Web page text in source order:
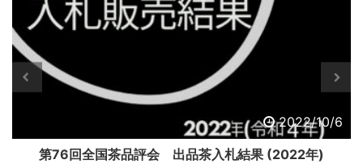
2022/10/6
第76回全国茶品評会 出品茶入札結果 (2022年)